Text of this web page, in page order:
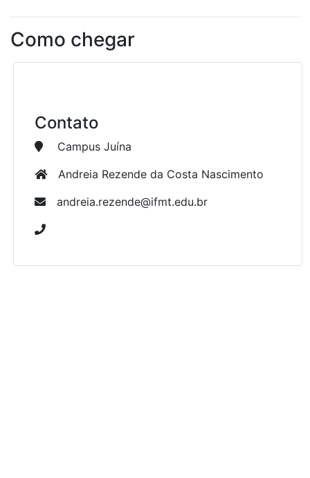
Como chegar
Contato
Campus Juína
Andreia Rezende da Costa Nascimento
andreia.rezende@ifmt.edu.br